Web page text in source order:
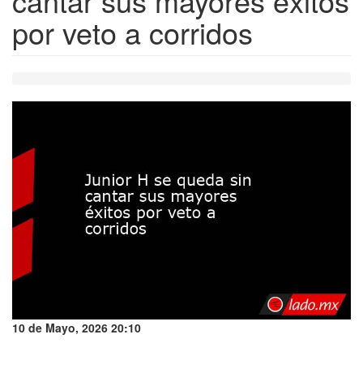
por veto a corridos
10 de Mayo, 2026 20:10